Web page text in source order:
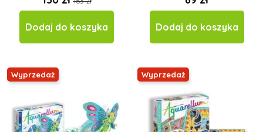
Dodaj do koszyka Dodaj do koszyka
Wyprzedaż Wyprzedaż